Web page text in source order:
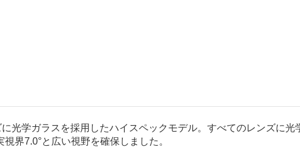
光学ガラスを採用したハイスペックモデル。すべてのレンズに
界7.0°と広い視野を確保しました。